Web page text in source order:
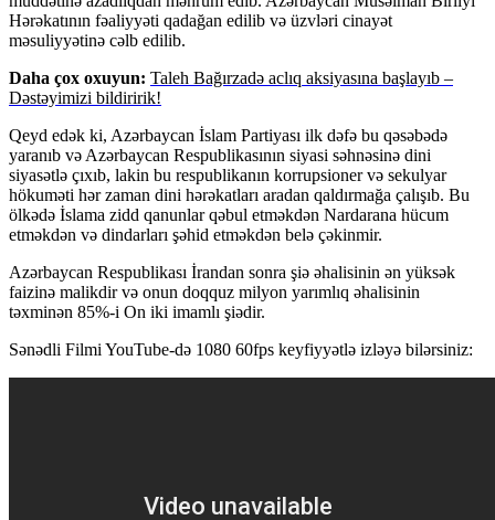
Hərəkatının fəaliyyəti qadağan edilib və üzvləri cinayət
məsuliyyətinə cəlb edilib.
Daha çox oxuyun: Taleh Bağırzadə aclıq aksiyasına başlayıb –
Dəstəyimizi bildiririk!
Qeyd edək ki, Azərbaycan İslam Partiyası ilk dəfə bu qəsəbədə
yaranıb və Azərbaycan Respublikasının siyasi səhnəsinə dini
siyasətlə çıxıb, lakin bu respublikanın korrupsioner və sekulyar
hökuməti hər zaman dini hərəkatları aradan qaldırmağa çalışıb. Bu
ölkədə İslama zidd qanunlar qəbul etməkdən Nardarana hücum
etməkdən və dindarları şəhid etməkdən belə çəkinmir.
Azərbaycan Respublikası İrandan sonra şiə əhalisinin ən yüksək
faizinə malikdir və onun doqquz milyon yarımlıq əhalisinin
təxminən 85%-i On iki imamlı şiədir.
Sənədli Filmi YouTube-də 1080 60fps keyfiyyətlə izləyə bilərsiniz: